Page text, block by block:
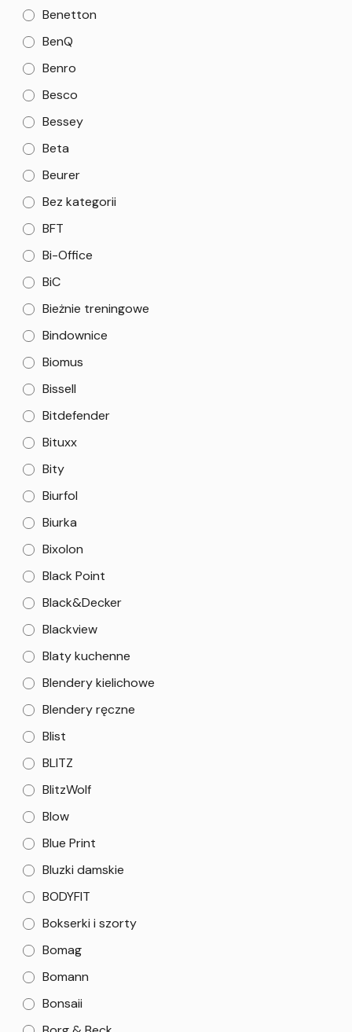
Benetton
BenQ
Benro
Besco
Bessey
Beta
Beurer
Bez kategorii
BFT
Bi-Office
BiC
Bieżnie treningowe
Bindownice
Biomus
Bissell
Bitdefender
Bituxx
Bity
Biurfol
Biurka
Bixolon
Black Point
Black&Decker
Blackview
Blaty kuchenne
Blendery kielichowe
Blendery ręczne
Blist
BLITZ
BlitzWolf
Blow
Blue Print
Bluzki damskie
BODYFIT
Bokserki i szorty
Bomag
Bomann
Bonsaii